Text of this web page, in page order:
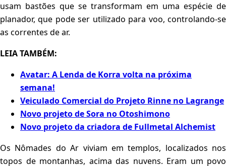
usam bastões que se transformam em uma espécie de
planador, que pode ser utilizado para voo, controlando-se
as correntes de ar.
LEIA TAMBÉM:
Avatar: A Lenda de Korra volta na próxima
semana!
Veiculado Comercial do Projeto Rinne no Lagrange
Novo projeto de Sora no Otoshimono
Novo projeto da criadora de Fullmetal Alchemist
Os Nômades do Ar viviam em templos, localizados nos
topos de montanhas, acima das nuvens. Eram um povo